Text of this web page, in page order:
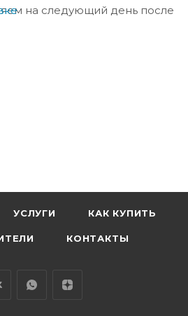
на следующий день после
УСЛУГИ КАК КУПИТЬ
КОНТАКТЫ